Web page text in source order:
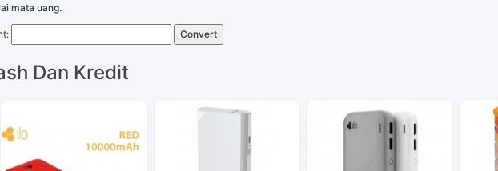
mata uang.
Convert
Dan Kredit